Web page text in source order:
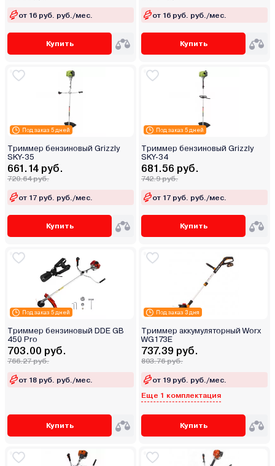
от 16 руб. руб./мес.
Купить
от 16 руб. руб./мес.
Купить
Под заказ 5 дней
Триммер бензиновый Grizzly
SKY-35
661.14 руб.
720.64 руб.
от 17 руб. руб./мес.
Купить
Под заказ 5 дней
Триммер бензиновый Grizzly
SKY-34
681.56 руб.
742.9 руб.
от 17 руб. руб./мес.
Купить
Под заказ 5 дней
Триммер бензиновый DDE GB
450 Pro
703.00 руб.
766.27 руб.
от 18 руб. руб./мес.
Купить
Под заказ 3 дня
Триммер аккумуляторный Worx
WG173E
737.39 руб.
803.76 руб.
от 19 руб. руб./мес.
Еще 1 комплектация
Купить